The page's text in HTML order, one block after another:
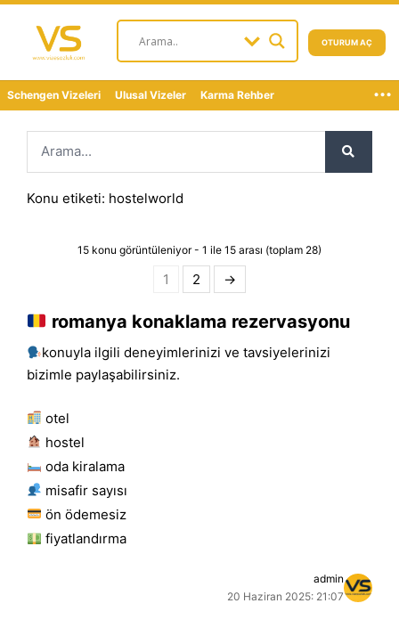
OTURUM AÇ
Schengen Vizeleri Ulusal Vizeler Karma Rehber ...
Konu etiketi: hostelworld
15 konu görüntüleniyor - 1 ile 15 arası (toplam 28)
1 2 →
romanya konaklama rezervasyonu
konuyla ilgili deneyimlerinizi ve tavsiyelerinizi
bizimle paylaşabilirsiniz.
otel
hostel
oda kiralama
misafir sayısı
ön ödemesiz
fiyatlandırma
admin
20 Haziran 2025: 21:07